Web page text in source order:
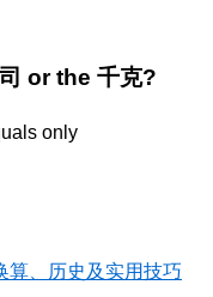
or the 千克?
only
算、历史及实用技巧